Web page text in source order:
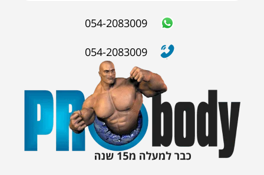
054-2083009
054-2083009